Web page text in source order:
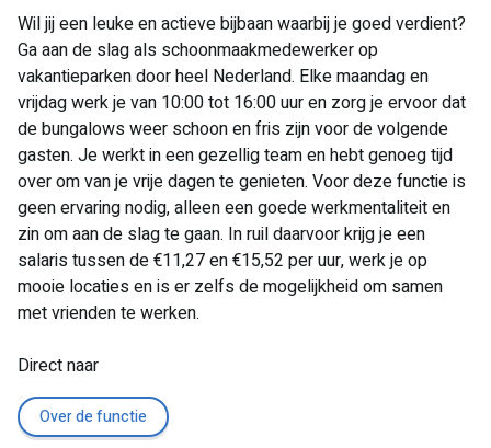
Wil jij een leuke en actieve bijbaan waarbij je goed verdient?
Ga aan de slag als schoonmaakmedewerker op
vakantieparken door heel Nederland. Elke maandag en
vrijdag werk je van 10:00 tot 16:00 uur en zorg je ervoor dat
de bungalows weer schoon en fris zijn voor de volgende
gasten. Je werkt in een gezellig team en hebt genoeg tijd
over om van je vrije dagen te genieten. Voor deze functie is
geen ervaring nodig, alleen een goede werkmentaliteit en
zin om aan de slag te gaan. In ruil daarvoor krijg je een
salaris tussen de €11,27 en €15,52 per uur, werk je op
mooie locaties en is er zelfs de mogelijkheid om samen
met vrienden te werken.
Direct naar
Over de functie